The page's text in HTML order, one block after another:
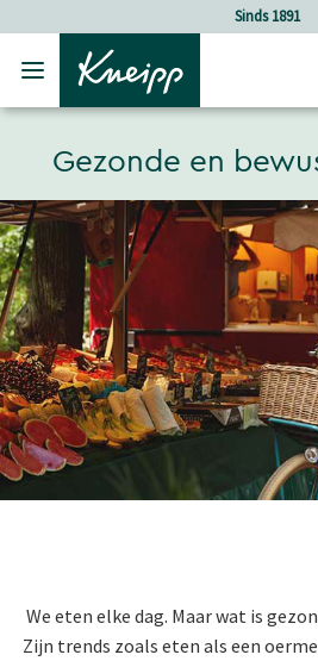
Verder gaan naar hoofdinhoud.Sinds 1891
Gezonde en
We eten elke dag. Maar wat is
Zijn trends zoals eten als een